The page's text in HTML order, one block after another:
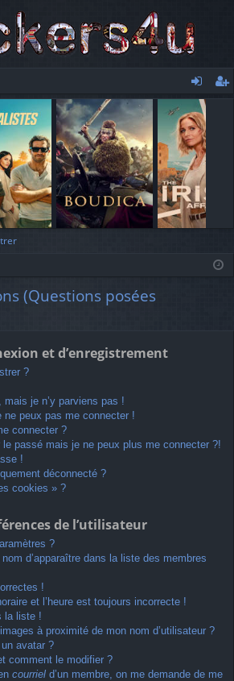
o
n
ne
xi
o
(Questions posées
et d’enregistrement
?
mais je n’y parviens pas !
peux pas me connecter !
connecter ?
passé mais je ne peux plus me connecter ?!
!
déconnecté ?
cookies » ?
de l’utilisateur
?
d’apparaître dans la liste des membres
!
et l’heure est toujours incorrecte !
la liste !
à proximité de mon nom d’utilisateur ?
avatar ?
comment le modifier ?
courriel d’un membre, on me demande de me